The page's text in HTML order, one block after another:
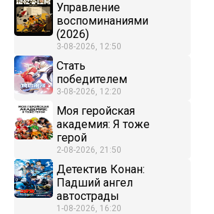
Управление
воспоминаниями
(2026)
3-08-2026, 12:50
Стать
победителем
3-08-2026, 12:20
Моя геройская
академия: Я тоже
герой
2-08-2026, 21:50
Детектив Конан:
Падший ангел
автострады
1-08-2026, 16:20